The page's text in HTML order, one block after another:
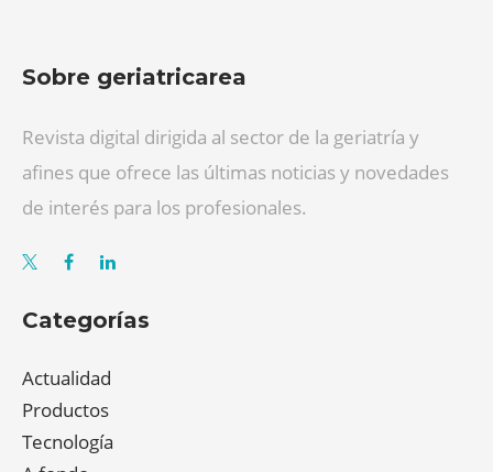
Sobre geriatricarea
Revista digital dirigida al sector de la geriatría y
afines que ofrece las últimas noticias y novedades
de interés para los profesionales.
Categorías
Actualidad
Productos
Tecnología